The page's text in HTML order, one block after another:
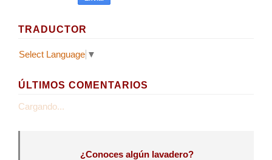
TRADUCTOR
Select Language ▼
ÚLTIMOS COMENTARIOS
Cargando...
¿Conoces algún lavadero?